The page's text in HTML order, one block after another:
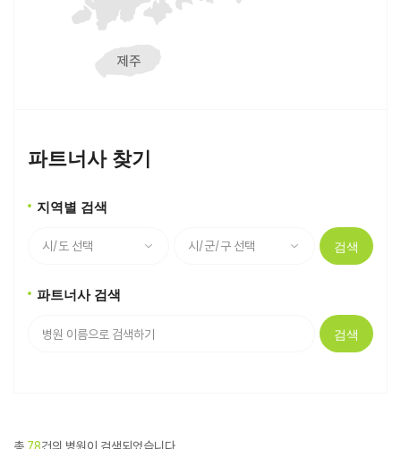
파트너사 찾기
지역별 검색
검색
파트너사 검색
검색